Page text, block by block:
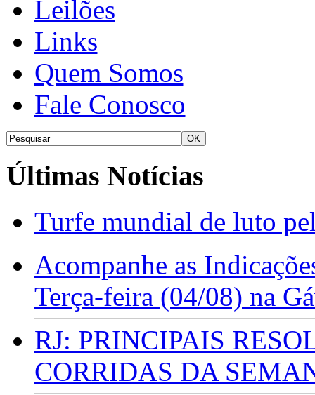
Leilões
Links
Quem Somos
Fale Conosco
Últimas Notícias
Turfe mundial de luto
Acompanhe as
Terça-feira (04/08) na
RJ: PRINCIPAIS
CORRIDAS DA